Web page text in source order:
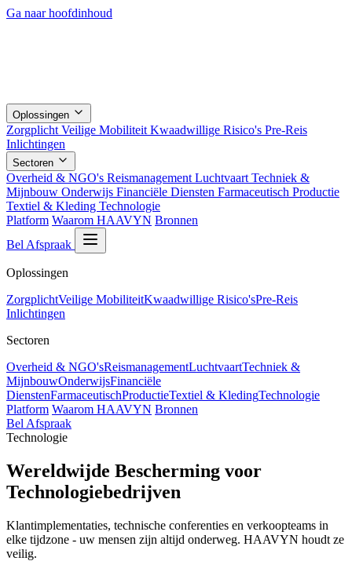
Ga naar hoofdinhoud
Oplossingen
Zorgplicht Veilige Mobiliteit Kwaadwillige Risico's Pre-Reis
Inlichtingen
Sectoren
Overheid & NGO's Reismanagement Luchtvaart Techniek &
Mijnbouw Onderwijs Financiële Diensten Farmaceutisch Productie
Textiel & Kleding Technologie
Platform Waarom HAAVYN Bronnen
Bel Afspraak
Oplossingen
ZorgplichtVeilige MobiliteitKwaadwillige Risico'sPre-Reis
Inlichtingen
Sectoren
Overheid & NGO'sReismanagementLuchtvaartTechniek &
MijnbouwOnderwijsFinanciële
DienstenFarmaceutischProductieTextiel & KledingTechnologie
Platform Waarom HAAVYN Bronnen
Bel Afspraak
Technologie
Wereldwijde Bescherming voor
Technologiebedrijven
Klantimplementaties, technische conferenties en verkoopteams in
elke tijdzone - uw mensen zijn altijd onderweg. HAAVYN houdt ze
veilig.